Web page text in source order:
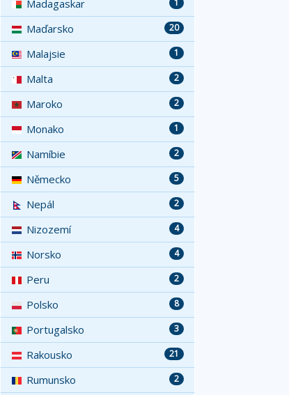
1
Madagaskar
20
Maďarsko
1
Malajsie
2
Malta
2
Maroko
1
Monako
2
Namíbie
5
Německo
2
Nepál
4
Nizozemí
4
Norsko
2
Peru
8
Polsko
3
Portugalsko
21
Rakousko
2
Rumunsko